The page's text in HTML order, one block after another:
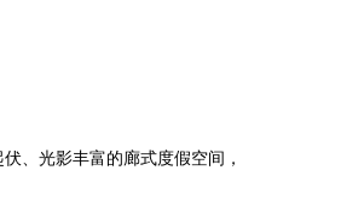
、光影丰富的廊式度假空间，